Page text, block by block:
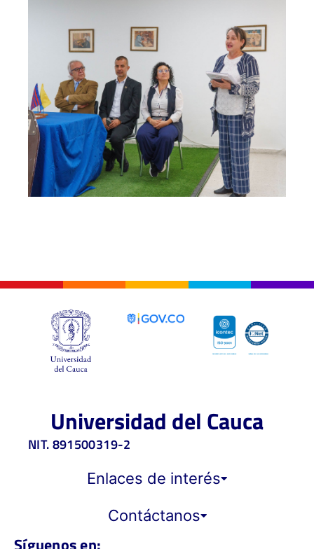
Universidad del Cauca
NIT. 891500319-2
Enlaces de interés
Contáctanos